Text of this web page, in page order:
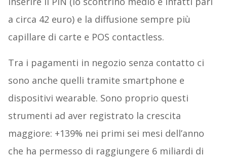
a circa 42 euro) e la diffusione sempre più
capillare di carte e POS contactless.
Tra i pagamenti in negozio senza contatto ci
sono anche quelli tramite smartphone e
dispositivi wearable. Sono proprio questi
strumenti ad aver registrato la crescita
maggiore: +139% nei primi sei mesi dell’anno
che ha permesso di raggiungere 6 miliardi di